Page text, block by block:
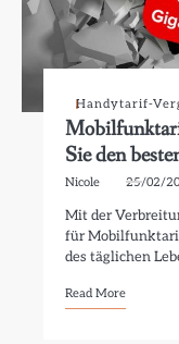
Handytarif-
Sie den
Nicole 25/02/
Mit der
für
des täglichen
Read More